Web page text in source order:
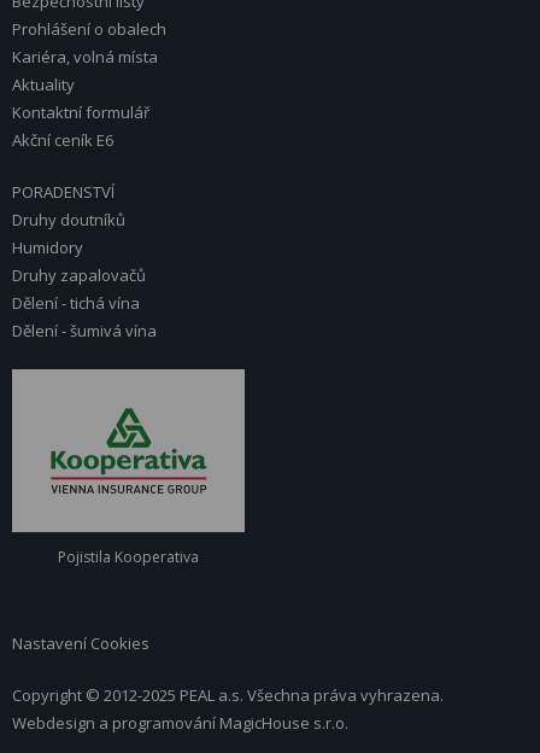
Prohlášení o obalech
Kariéra, volná místa
Aktuality
Kontaktní formulář
Akční ceník E6
PORADENSTVÍ
Druhy doutníků
Humidory
Druhy zapalovačů
Dělení - tichá vína
Dělení - šumivá vína
Pojistila Kooperativa
Nastavení Cookies
Copyright © 2012-2025 PEAL a.s. Všechna práva vyhrazena.
Webdesign a programování MagicHouse s.r.o.